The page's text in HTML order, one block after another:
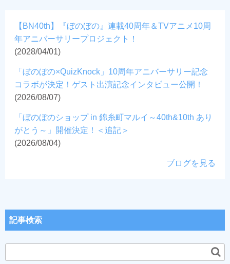
【BN40th】『ぼのぼの』連載40周年＆TVアニメ10周
年アニバーサリープロジェクト！
(2028/04/01)
「ぼのぼの×QuizKnock」10周年アニバーサリー記念
コラボが決定！ゲスト出演記念インタビュー公開！
(2026/08/07)
「ぼのぼのショップ in 錦糸町マルイ～40th&10th あり
がとう～」開催決定！＜追記＞
(2026/08/04)
ブログを見る
記事検索